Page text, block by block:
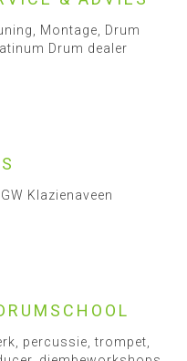
Montage, Drum
Drum dealer
Klazienaveen
percussie, trompet,